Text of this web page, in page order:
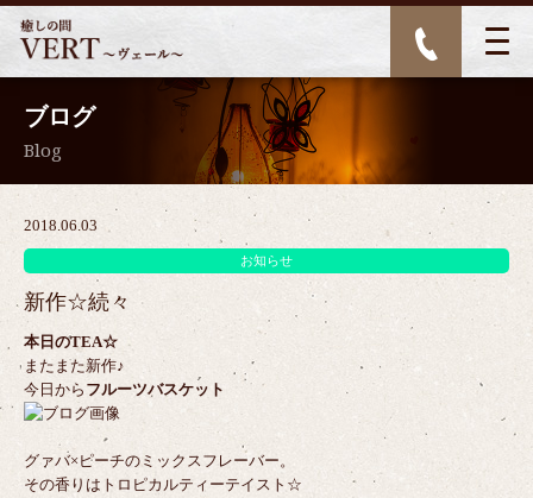
ブログ
Blog
2018.06.03
お知らせ
新作☆続々
本日のTEA☆
またまた新作♪
今日から フルーツバスケット
グァバ×ピーチのミックスフレーバー。
その香りはトロピカルティーテイスト☆